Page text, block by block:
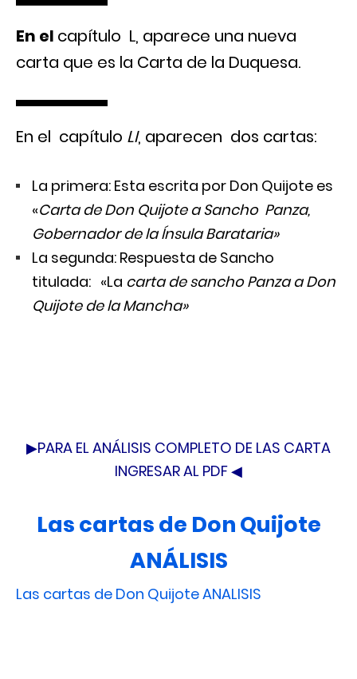
En el capítulo L, aparece una nueva
carta que es la Carta de la Duquesa.
En el capítulo LI, aparecen dos cartas:
La primera: Esta escrita por Don Quijote es
«Carta de Don Quijote a Sancho Panza,
Gobernador de la Ínsula Barataria»
La segunda: Respuesta de Sancho
titulada: «La carta de sancho Panza a Don
Quijote de la Mancha»
▶PARA EL ANÁLISIS COMPLETO DE LAS CARTA
INGRESAR AL PDF ◀
Las cartas de Don Quijote
ANÁLISIS
Las cartas de Don Quijote ANALISIS